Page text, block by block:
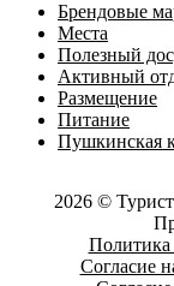
Брендовые
Места
Полезный
Активный
Размещение
Питание
Пушкинская
2026 ©
Политика
Согласие